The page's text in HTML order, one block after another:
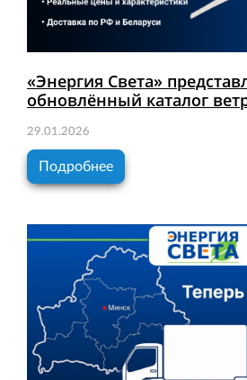
«Энергия Света»
обновлённый каталог
29.01.2026
Подробнее